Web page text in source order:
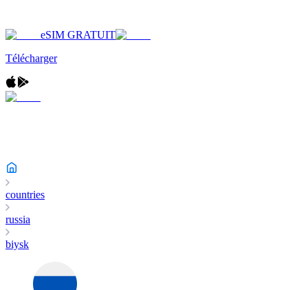
eSIM GRATUIT
Télécharger
countries
russia
biysk